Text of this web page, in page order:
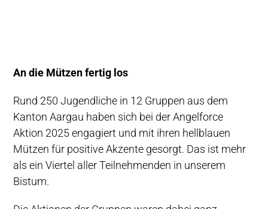
An die Mützen fertig los
Rund 250 Jugendliche in 12 Gruppen aus dem
Kanton Aargau haben sich bei der Angelforce
Aktion 2025 engagiert und mit ihren hellblauen
Mützen für positive Akzente gesorgt. Das ist mehr
als ein Viertel aller Teilnehmenden in unserem
Bistum.